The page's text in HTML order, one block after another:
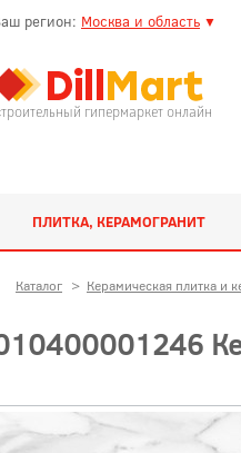
регион: Москва и область ▼
гипермаркет онлайн
ПЛИТКА, КЕРАМОГРАНИТ
Каталог > Керамическая плитка и